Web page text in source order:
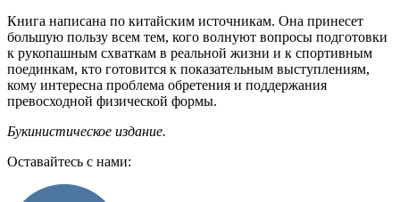
Книга написана по китайским источникам. Она принесет
большую пользу всем тем, кого волнуют вопросы подготовки
к рукопашным схваткам в реальной жизни и к спортивным
поединкам, кто готовится к показательным выступлениям,
кому интересна проблема обретения и поддержания
превосходной физической формы.
Букинистическое издание.
Оставайтесь с нами: